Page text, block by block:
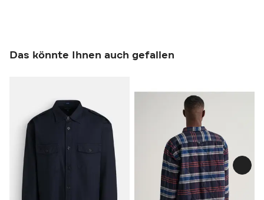
Das könnte Ihnen auch gefallen